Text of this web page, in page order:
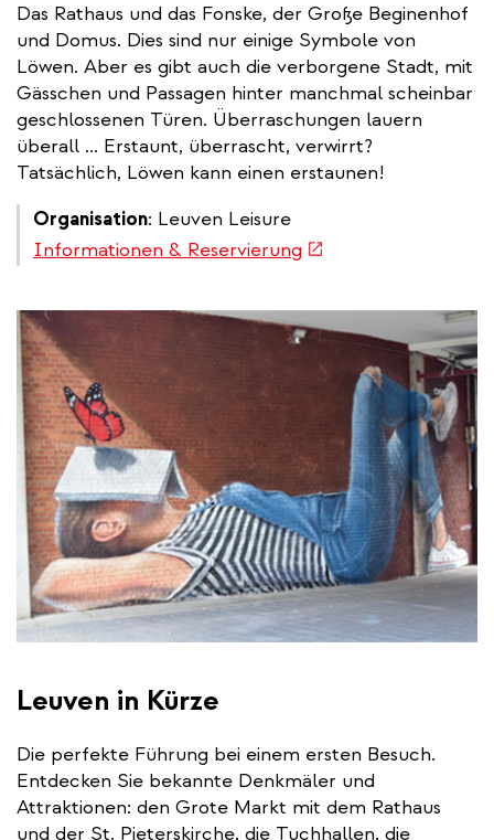
Das Rathaus und das Fonske, der Große Beginenhof
und Domus. Dies sind nur einige Symbole von
Löwen. Aber es gibt auch die verborgene Stadt, mit
Gässchen und Passagen hinter manchmal scheinbar
geschlossenen Türen. Überraschungen lauern
überall ... Erstaunt, überrascht, verwirrt?
Tatsächlich, Löwen kann einen erstaunen!
Organisation: Leuven Leisure
Informationen & Reservierung (link
external)
Leuven in Kürze
Die perfekte Führung bei einem ersten Besuch.
Entdecken Sie bekannte Denkmäler und
Attraktionen: den Grote Markt mit dem Rathaus
und der St. Pieterskirche, die Tuchhallen, die